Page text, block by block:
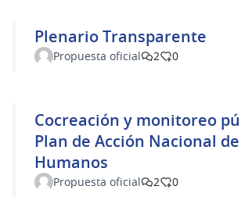
Plenario Transparente
Propuesta oficial 2 0
Cocreación y monitoreo
Plan de Acción Nacional de Derechos
Humanos
Propuesta oficial 2 0